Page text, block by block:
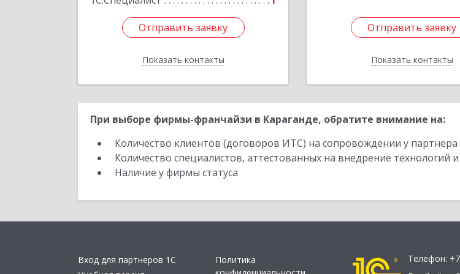
Отправить заявку
Показать контакты
Отправить заявку
Назад
Отправить заявку
Показать контакты
Отправить заявку
Назад
При выборе фирмы-франчайзи в Караганде, обратите внимание на:
Количество клиентов (договоров ИТС) на сопровождении у
Количество специалистов, аттестованных на внедрение технологий
Наличие у фирмы статуса
Вход для партнеров 1С
Политика
Телефон: